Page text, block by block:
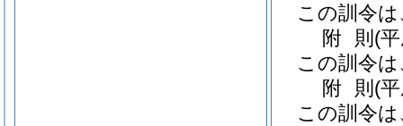
この訓令
附 則 (
この訓令
附 則 (
この訓令